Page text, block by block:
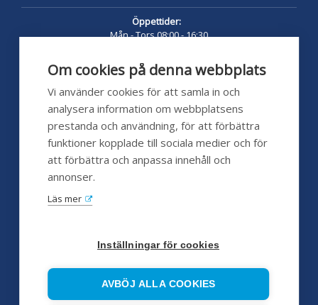
Om cookies på denna webbplats
Vi använder cookies för att samla in och
analysera information om webbplatsens
prestanda och användning, för att förbättra
funktioner kopplade till sociala medier och för
att förbättra och anpassa innehåll och
annonser.
Läs mer
Inställningar för cookies
AVBÖJ ALLA COOKIES
Öppettider:
Mån - Tors 08:00 - 16:30
Lunch 12:00 - 13:00
pumpshoppen.se 24/7
Kundservice
Försäljningsvillkor
Servicepartners